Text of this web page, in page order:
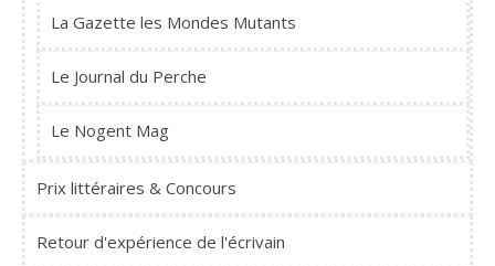
La Gazette les Mondes Mutants
Le Journal du Perche
Le Nogent Mag
Prix littéraires & Concours
Retour d'expérience de l'écrivain